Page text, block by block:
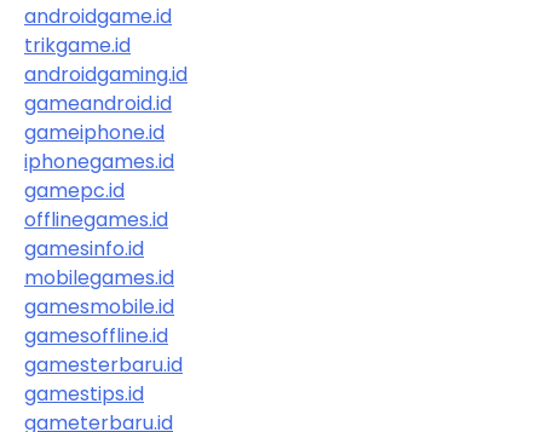
androidgame.id
trikgame.id
androidgaming.id
gameandroid.id
gameiphone.id
iphonegames.id
gamepc.id
offlinegames.id
gamesinfo.id
mobilegames.id
gamesmobile.id
gamesoffline.id
gamesterbaru.id
gamestips.id
gameterbaru.id